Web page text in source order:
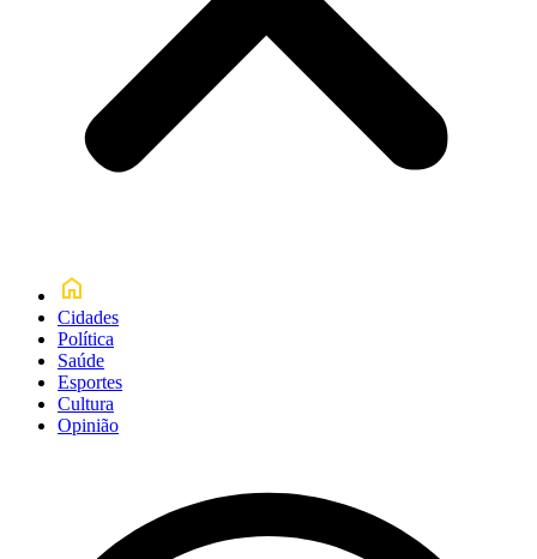
Cidades
Política
Saúde
Esportes
Cultura
Opinião